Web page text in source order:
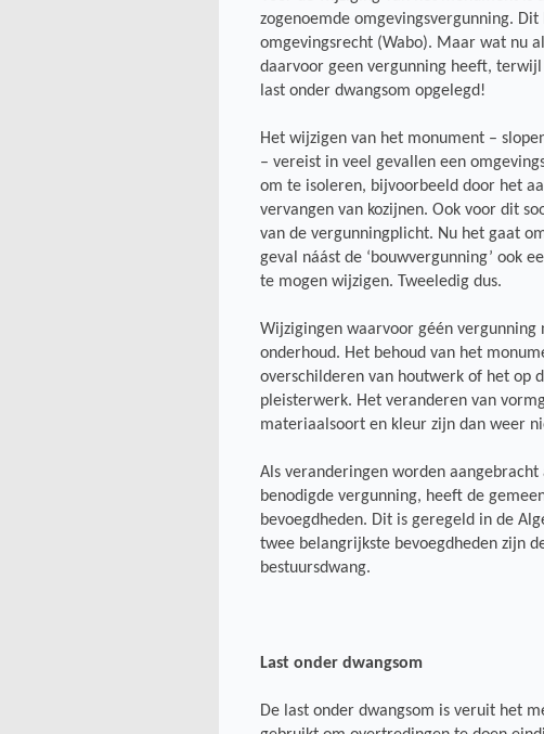
zogenoemde omgevingsvergunning.
omgevingsrecht (Wabo). Maar wat nu
daarvoor geen vergunning heeft,
last onder dwangsom opgelegd!
Het wijzigen van het monument –
– vereist in veel gevallen een
om te isoleren, bijvoorbeeld door het
vervangen van kozijnen. Ook voor dit
van de vergunningplicht. Nu het gaat
geval náást de ‘bouwvergunning’ ook
te mogen wijzigen. Tweeledig dus.
Wijzigingen waarvoor géén
onderhoud. Het behoud van het
overschilderen van houtwerk of het op
pleisterwerk. Het veranderen van
materiaalsoort en kleur zijn dan weer
Als veranderingen worden
benodigde vergunning, heeft de
bevoegdheden. Dit is geregeld in de
twee belangrijkste bevoegdheden zijn
bestuursdwang.
Last onder dwangsom
De last onder dwangsom is veruit het